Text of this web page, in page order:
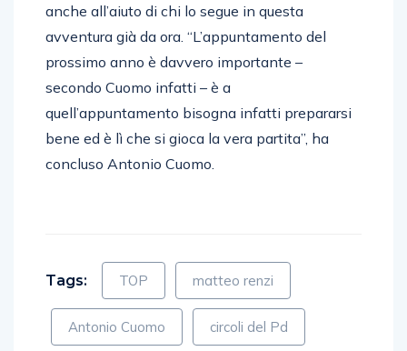
anche all’aiuto di chi lo segue in questa
avventura già da ora. “L’appuntamento del
prossimo anno è davvero importante –
secondo Cuomo infatti – è a
quell’appuntamento bisogna infatti prepararsi
bene ed è lì che si gioca la vera partita”, ha
concluso Antonio Cuomo.
Tags: TOP matteo renzi
Antonio Cuomo circoli del Pd